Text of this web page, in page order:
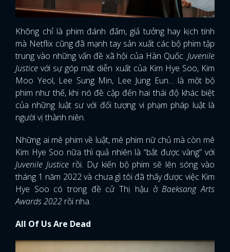
Không chỉ là phim đánh đấm, giả tưởng hay kịch tính
mà Netflix cũng đã mạnh tay sản xuất các bộ phim tập
trung vào những vấn đề xã hội của Hàn Quốc. Juvenile
Justice với sự góp mặt diễn xuất của Kim Hye Soo, Kim
Moo Yeol, Lee Sung Min, Lee Jung Eun… là một bộ
phim như thế, khi nó đề cập đến hai thái độ khác biệt
của những luật sư với đối tượng vi phạm pháp luật là
người vị thành niên.
Những ai mê phim về luật, mê phim nữ chủ mà còn mê
Kim Hye Soo nữa thì quả nhiên là “bắt được vàng” với
Juvenile Justicerồi. Dự kiến bộ phim sẽ lên sóng vào
tháng 1 năm 2022 và chưa gì tôi đã thấy được việc Kim
Hye Soo có trong đề cử Thị hậu ởBaeksang Arts
Awards 2022 rồi nha.
All Of Us Are Dead